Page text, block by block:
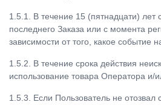
1.5.1. В течение 15 (пятнадцати)
последнего Заказа или с момента
зависимости от того, какое событие
1.5.2. В течение срока действия
использование товара Оператора и/
1.5.3. Если Пользователь не отозвал